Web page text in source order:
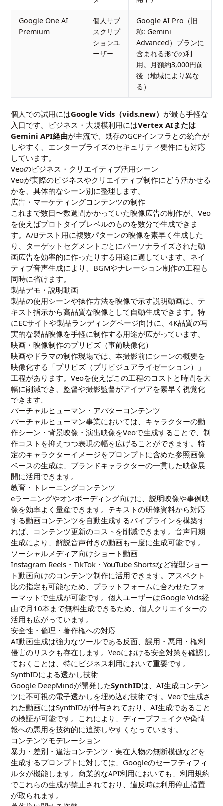
Google One AI
Premium
個人サブ
スクリプ
ションユ
ーザー
Google AI Pro（旧
称: Gemini
Advanced）プランに
含まれる形での利
用。月額約3,000円前
後（地域により異な
る）
個人での試用にはGoogle Vids（vids.new） が最も手軽な
入口です。ビジネス・大規模利用にはVertex AIまたは
Gemini API経由が主流で、既存のGCPインフラとの統合が
しやすく、エンタープライズのセキュリティ要件にも対応
しています。
Veoのビジネス・クリエイティブ活用シーン
Veoが実際のビジネスやクリエイティブ制作にどう活かせる
かを、具体的なシーン別に整理します。
広告・マーケティングコンテンツの制作
これまで数日〜数週間かかっていた映像広告の制作が、Veo
を使えばプロトタイプレベルのものを数分で生成できま
す。A/Bテスト用に複数パターンの映像を素早く生成した
り、ターゲットセグメントごとにパーソナライズされた動
画広告を効率的に作ったりする用途に適しています。ネイ
ティブ音声生成により、BGMやナレーション制作の工程も
同時に省けます。
製品デモ・説明動画
製品の使用シーンや操作方法を映像で示す説明動画は、テ
キスト指示から高品質な映像として自動生成できます。特
にECサイトや製品ランディングページ向けに、4K品質の写
実的な製品映像を手軽に制作する用途が広がっています。
映画・映像制作のプリビズ（事前映像化）
映画やドラマの制作現場では、本撮影前にシーンの概要を
映像化する「プリビズ（プリビジュアライゼーション）」
工程があります。Veoを使えばこの工程のコストと時間を大
幅に削減でき、監督や撮影監督がアイデアを素早く視覚化
できます。
バーチャルヒューマン・アバターコンテンツ
バーチャルヒューマン事業においては、キャラクターの動
作シーン・背景映像・演出映像をVeoで生成することで、制
作コストを抑えつつ表現の幅を広げることができます。特
定のキャラクターイメージをプロンプトに含めた参照画像
ベースの生成は、ブランドキャラクターの一貫した映像展
開に活用できます。
教育・トレーニングコンテンツ
eラーニングやオンボーディング向けに、説明映像や事例映
像を効率よく量産できます。テキストの研修資料から対応
する動画コンテンツを自動生成するパイプラインを構築す
れば、コンテンツ更新のコストを削減できます。音声同期
生成により、解説音声付きの動画も一度に生成可能です。
ソーシャルメディア向けショート動画
Instagram Reels・TikTok・YouTube Shortsなど縦型ショー
ト動画向けのコンテンツ制作に活用できます。アスペクト
比の指定も可能なため、プラットフォームに合わせたフォ
ーマットで生成が可能です。個人ユーザーはGoogle Vids経
由で月10本まで無料生成できるため、個人クリエイターの
活用も広がっています。
安全性・倫理・著作権への対応
AI動画生成は強力なツールである反面、誤用・悪用・権利
侵害のリスクも存在します。Veoにおける安全対策を確認し
ておくことは、特にビジネス利用において重要です。
SynthIDによる透かし技術
Google DeepMindが開発したSynthIDは、AI生成コンテン
ツに不可視の電子透かしを埋め込む技術です。Veoで生成さ
れた動画にはSynthIDが付与されており、AI生成であること
の検証が可能です。これにより、ディープフェイクや偽情
報への悪用を技術的に追跡しやすくなっています。
コンテンツモデレーション
暴力・差別・違法コンテンツ・実在人物の無断模倣などを
生成するプロンプトに対しては、Googleのセーフティフィ
ルタが機能します。商業的なAPI利用においても、利用規約
でこれらの生成が禁止されており、違反時は利用停止措置
が取られます。